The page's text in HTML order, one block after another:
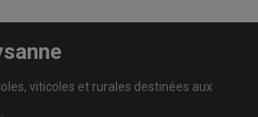
viticoles et rurales destinées aux